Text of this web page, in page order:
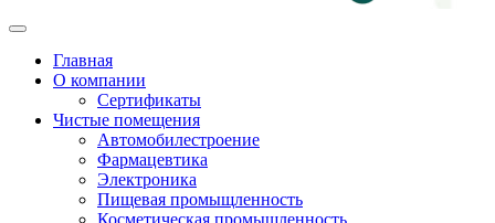
Главная
О компании
Сертификаты
Чистые помещения
Автомобилестроение
Фармацевтика
Электроника
Пищевая промыщленность
Косметическая промышленность